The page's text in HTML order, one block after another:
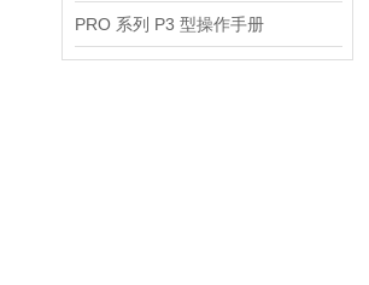
PRO 系列 P3 型操作手册